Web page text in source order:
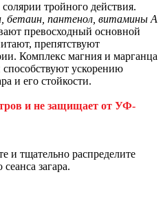
тройного действия.
бетаин, пантенол, витамины А
превосходный основной
препятствуют
Комплекс магния и марганца
ускорению
и его стойкости.
и не защищает от УФ-
и тщательно распределите
загара.